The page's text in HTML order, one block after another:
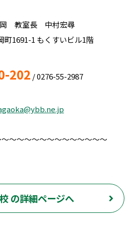
岡 教室長 中村宏尋
町1691-1 もくすいビル1階
202‬ / ‪‪0276-55-2987‬‬
～～～～～～～～～～～～～
の詳細ページへ